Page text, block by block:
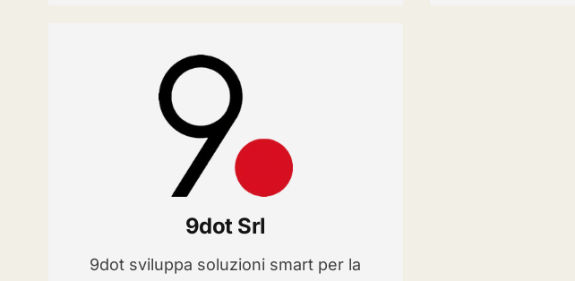
9dot Srl
9dot sviluppa soluzioni smart per la